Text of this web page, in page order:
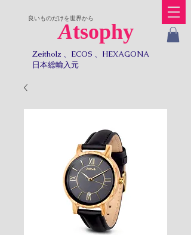
Atsophy
​良いものだけを世界から
Zeitholz 、ECOS 、HEXAGONA
日本総輸入元​​